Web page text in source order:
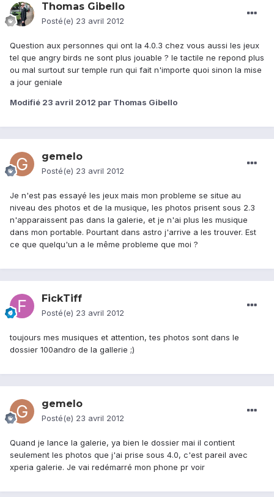
Thomas Gibello
Posté(e) 23 avril 2012
Question aux personnes qui ont la 4.0.3 chez vous aussi les jeux
tel que angry birds ne sont plus jouable ? le tactile ne repond plus
ou mal surtout sur temple run qui fait n'importe quoi sinon la mise
a jour geniale
Modifié 23 avril 2012 par Thomas Gibello
gemelo
Posté(e) 23 avril 2012
Je n'est pas essayé les jeux mais mon probleme se situe au
niveau des photos et de la musique, les photos prisent sous 2.3
n'apparaissent pas dans la galerie, et je n'ai plus les musique
dans mon portable. Pourtant dans astro j'arrive a les trouver. Est
ce que quelqu'un a le même probleme que moi ?
FickTiff
Posté(e) 23 avril 2012
toujours mes musiques et attention, tes photos sont dans le
dossier 100andro de la gallerie ;)
gemelo
Posté(e) 23 avril 2012
Quand je lance la galerie, ya bien le dossier mai il contient
seulement les photos que j'ai prise sous 4.0, c'est pareil avec
xperia galerie. Je vai redémarré mon phone pr voir